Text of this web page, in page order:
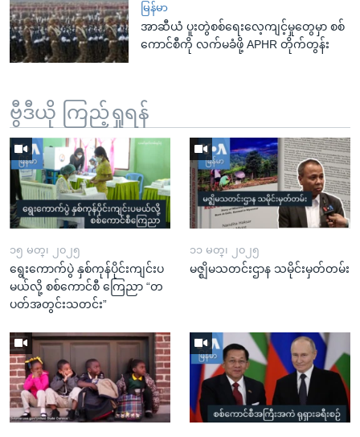
မြန်မာ
အာဆီယံ ပူးတွဲစစ်ရေးလေ့ကျင့်မှုတွေမှာ စစ်
ကောင်စီကို လက်မခံဖို့ APHR တိုက်တွန်း
ဗွီဒီယို ကြည့်ရှုရန်
၁၅ မတ္၊ ၂၀၂၅
ရွေးကောက်ပွဲ နှစ်ကုန်ပိုင်းကျင်းပ
မယ်လို့ စစ်ကောင်စီ ကြေညာ “တ
ပတ်အတွင်းသတင်း”
၁၁ မတ္၊ ၂၀၂၅
မဇ္ဈိမသတင်းဌာန သမိုင်းမှတ်တမ်း